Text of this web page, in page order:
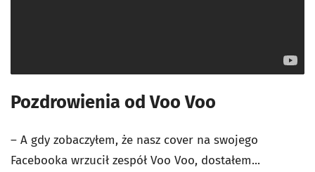
Pozdrowienia od Voo Voo
– A gdy zobaczyłem, że nasz cover na swojego
Facebooka wrzucił zespół Voo Voo, dostałem...